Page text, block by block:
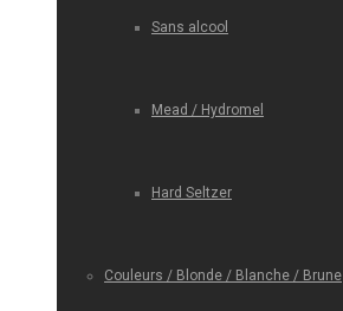
Sans alcool
Mead / Hydromel
Hard Seltzer
Couleurs / Blonde / Blanche / Brune